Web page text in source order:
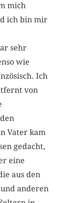
mich
ich bin mir
sehr
wie
Ich
von
Vater kam
gedacht,
eine
aus den
anderen